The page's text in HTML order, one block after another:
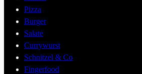
Pizza
Burger
Salate
Currywurst
Schnitzel & Co
Fingerfood